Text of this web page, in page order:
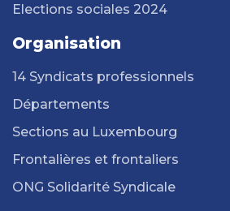
Elections sociales 2024
Organisation
14 Syndicats professionnels
Départements
Sections au Luxembourg
Frontalières et frontaliers
ONG Solidarité Syndicale